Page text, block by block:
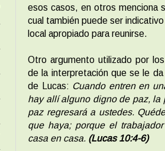
esos casos, en otros menciona
cual también puede ser
local apropiado para reunirse.
Otro argumento utilizado por
de la interpretación que se le
de Lucas: Cuando entren en
hay allí alguno digno de paz, la
paz regresará a ustedes.
que haya; porque el
casa en casa. (Lucas 10:4-6)